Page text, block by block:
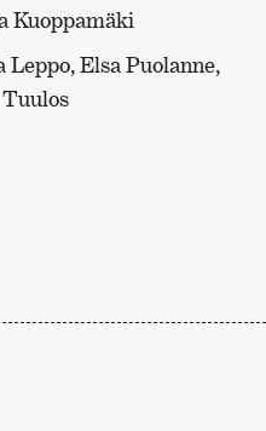
Kuoppamäki
Elsa Puolanne,